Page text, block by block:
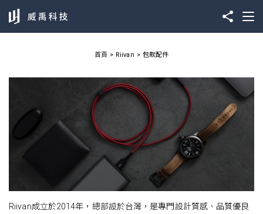
首頁 Riivan 包款配件
Riivan成立於2014年，總部設於台灣，是專門設計質感、品質優良